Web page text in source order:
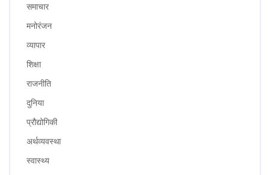
समाचार
मनोरंजन
व्यापार
शिक्षा
राजनीति
दुनिया
प्रौद्योगिकी
अर्थव्यवस्था
स्वास्थ्य